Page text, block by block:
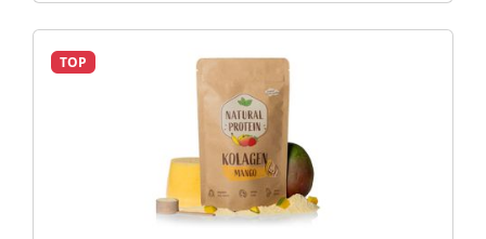
TOP